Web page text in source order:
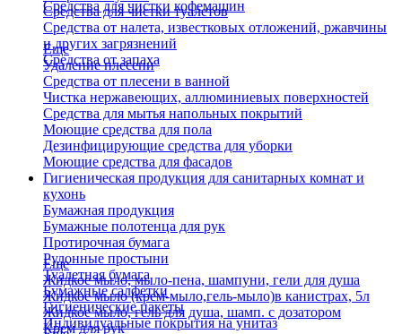
Средства для чистки кофемашин
Средства для чистки туалетов
Средства от налета, известковых отложений, ржавчины
и других загрязнений
Средства от запаха
Еще
Удаление плесени
Средства от плесени в ванной
Чистка нержавеющих, аллюминиевых поверхностей
Средства для мытья напольных покрытий
Моющие средства для пола
Дезинфицирующие средства для уборки
Моющие средства для фасадов
Гигиеническая продукция для санитарных комнат и
кухонь
Бумажная продукция
Бумажные полотенца для рук
Протирочная бумага
Рулонные простыни
Туалетная бумага
Бумажные салфетки
Гигиенические пакеты
Индивидуальные покрытия на унитаз
Еще
Жидкое мыло, мыло-пена, шампуни, гели для душа
Жидкое мыло (крем-мыло,гель-мыло)в канистрах, 5л
Жидкое мыло, гель для душа, шамп. с дозатором
Крем для рук